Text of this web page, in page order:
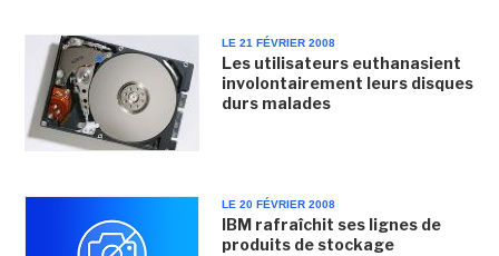
LE 21 FÉVRIER 2008
Les utilisateurs euthanasient
involontairement leurs disques
durs malades
LE 20 FÉVRIER 2008
IBM rafraîchit ses lignes de
produits de stockage